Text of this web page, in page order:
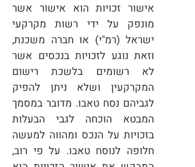
אישור זכויות הוא אישור אשר
מונפק על ידי רשות מקרקעי
ישראל (רמ"י) או חברה משכנת,
וזאת נוגע לזכויות בנכסים אשר
לא רשומים בלשכת רישום
המקרקעין ושלא ניתן להפיק
לגביהם נסח טאבו. מדובר במסמך
המבטא הוכחה לגבי הבעלות
בזכויות על הנכס ומהווה למעשה
חלופה לנוסח טאבו. על פי רוב,